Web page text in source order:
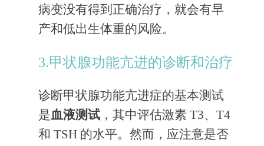
病变没有得到正确治疗，就会有早
产和低出生体重的风险。
3.甲状腺功能亢进的诊断和治疗
诊断甲状腺功能亢进症的基本测试
是血液测试 ，其中评估激素 T3、T4
和 TSH 的水平。然而，应注意是否